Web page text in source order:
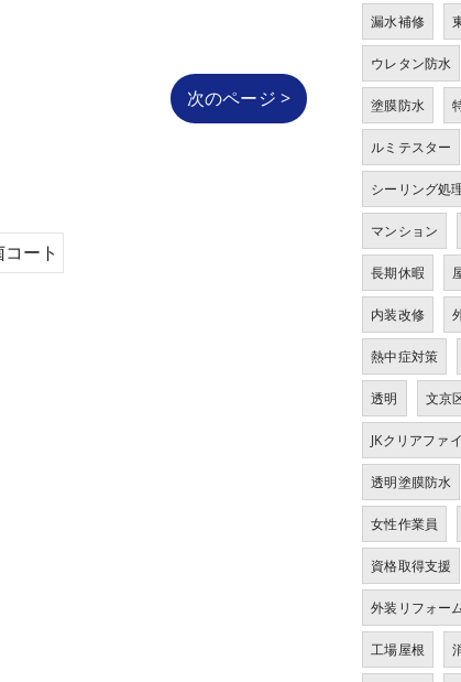
次のページ >
ート
漏水補修
ウレタン防水
塗膜防水
ルミテスター
シーリング処
マンション
長期休暇
内装改修
熱中症対策
透明 文京
JKクリアファ
透明塗膜防水
女性作業員
資格取得支援
外装リフォー
工場屋根